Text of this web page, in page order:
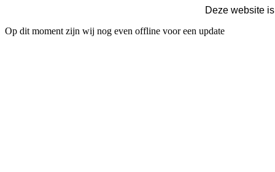
Deze website
Op dit moment zijn wij nog even offline voor een update